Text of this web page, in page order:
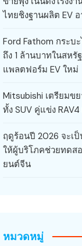
ไทยชิงฐานผลิต EV
Ford Fathom กระบ
ถึง 1 ล้านบาทในสห
แพลตฟอร์ม EV ใหม่
Mitsubishi เตรียมข
ทั้ง SUV คู่แข่ง
ฤดูร้อนปี 2026 จะเ
ให้ผู้บริโภคช่วยทดส
ยนต์จีน
หมวดหมู่